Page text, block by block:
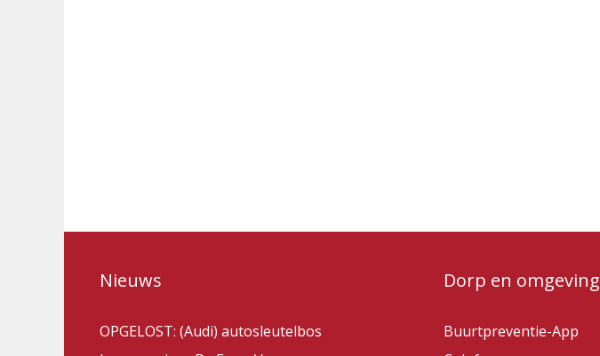
Nieuws
OPGELOST: (Audi) autosleutelbos
Dorp en omgeving
Buurtpreventie-App